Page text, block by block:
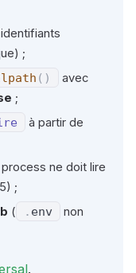
;
( )
avec
;
à partir de
process ne doit lire
;
( . env
non
.